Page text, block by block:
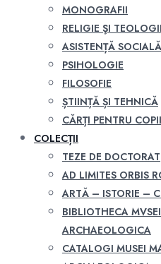
MONOGRAFII
RELIGIE ŞI
ASISTENȚĂ
PSIHOLOGIE
FILOSOFIE
ȘTIINȚĂ ȘI TEHNICĂ
CĂRȚI PENTRU COPII
COLECȚII
TEZE DE DOCTORAT
AD LIMITES ORBIS
ARTĂ – ISTORIE –
BIBLIOTHECA
ARCHAEOLOGICA
CATALOGI MUSEI